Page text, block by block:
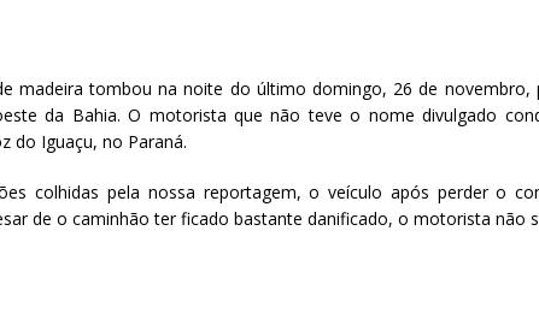
madeira tombou na noite do último domingo, 26 de novembro,
da Bahia. O motorista que não teve o nome divulgado
do Iguaçu, no Paraná.
colhidas pela nossa reportagem, o veículo após perder o
de o caminhão ter ficado bastante danificado, o motorista não